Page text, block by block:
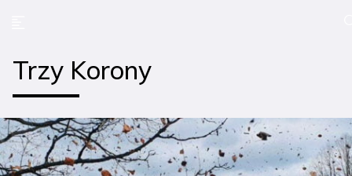
Trzy Korony